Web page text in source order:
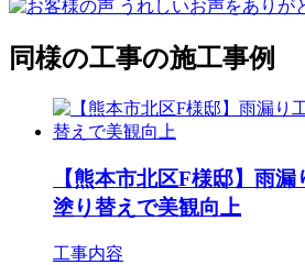
同様の工事の施工事例
【熊本市北区F様邸】雨
塗り替えで美観向上
工事内容